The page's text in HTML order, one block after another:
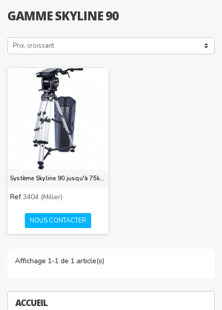
ACCUEIL
GAMME SKYLINE 90
Prix, croissant
Système Skyline 90 jusqu'à 75kg trépied HD Alu 1 étage Triangle de sol
Ref3404 (Miller)
NOUS CONTACTER
Affichage 1-1 de 1 article(s)